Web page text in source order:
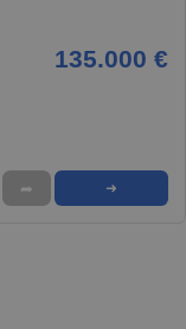
135.000 €
➦ ➜